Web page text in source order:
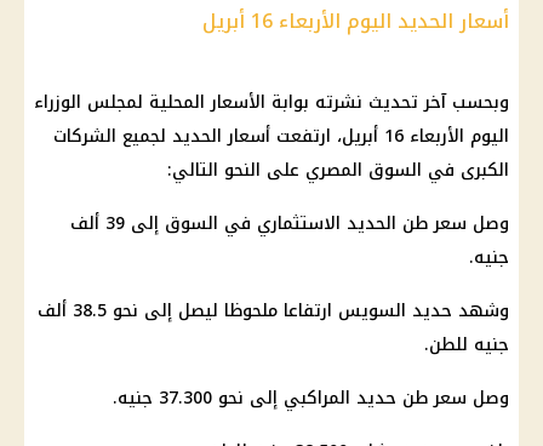
أسعار الحديد اليوم الأربعاء 16 أبريل
وبحسب آخر تحديث نشرته بوابة الأسعار المحلية لمجلس الوزراء
اليوم الأربعاء 16 أبريل، ارتفعت أسعار الحديد لجميع الشركات
الكبرى في السوق المصري على النحو التالي:
وصل سعر طن الحديد الاستثماري في السوق إلى 39 ألف
جنيه.
وشهد حديد السويس ارتفاعا ملحوظا ليصل إلى نحو 38.5 ألف
جنيه للطن.
وصل سعر طن حديد المراكبي إلى نحو 37.300 جنيه.